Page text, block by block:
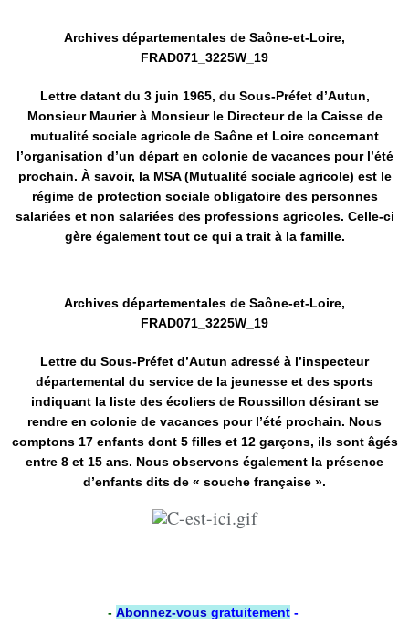
Archives départementales de Saône-et-Loire,
FRAD071_3225W_19
Lettre datant du 3 juin 1965, du Sous-Préfet d’Autun,
Monsieur Maurier à Monsieur le Directeur de la Caisse de
mutualité sociale agricole de Saône et Loire concernant
l’organisation d’un départ en colonie de vacances pour l’été
prochain. À savoir, la MSA (Mutualité sociale agricole) est le
régime de protection sociale obligatoire des personnes
salariées et non salariées des professions agricoles. Celle-ci
gère également tout ce qui a trait à la famille.
Archives départementales de Saône-et-Loire,
FRAD071_3225W_19
Lettre du Sous-Préfet d’Autun adressé à l’inspecteur
départemental du service de la jeunesse et des sports
indiquant la liste des écoliers de Roussillon désirant se
rendre en colonie de vacances pour l’été prochain. Nous
comptons 17 enfants dont 5 filles et 12 garçons, ils sont âgés
entre 8 et 15 ans. Nous observons également la présence
d’enfants dits de « souche française ».
- Abonnez-vous gratuitement -